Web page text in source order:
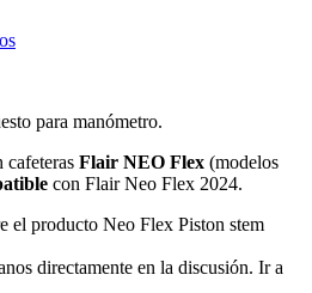
para manómetro.
cafeteras Flair NEO Flex (modelos
con Flair Neo Flex 2024.
el producto Neo Flex Piston stem
directamente en la discusión. Ir a